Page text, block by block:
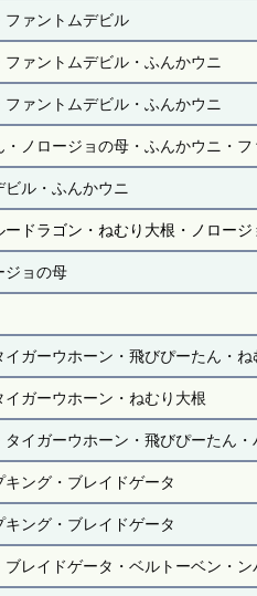
ファントムデビル
ァントムデビル・ふんかウニ
ァントムデビル・ふんかウニ
ノロージョの母・ふんかウニ・
ル・ふんかウニ
ドラゴン・ねむり大根・ノロージ
ジョの母
ガーウホーン・飛びぴーたん・
ガーウホーン・ねむり大根
イガーウホーン・飛びぴーたん
ング・ブレイドゲータ
ング・ブレイドゲータ
レイドゲータ・ベルトーベン・ン